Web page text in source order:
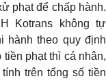
phạt để chấp hành.
Kotrans không tự
hành theo quy định
phạt thì cá nhân,
trên tổng số tiền